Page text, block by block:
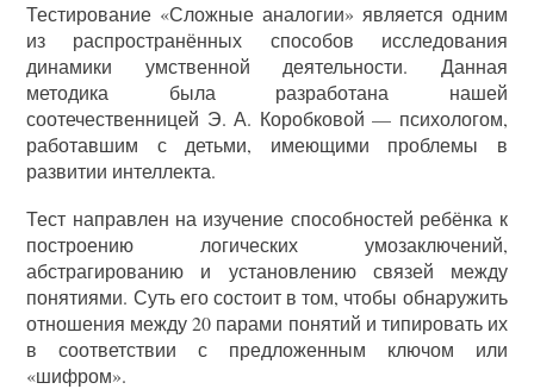
Тестирование «Сложные аналогии» является одним
из распространённых способов исследования
динамики умственной деятельности. Данная
методика была разработана нашей
соотечественницей Э. А. Коробковой — психологом,
работавшим с детьми, имеющими проблемы в
развитии интеллекта.
Тест направлен на изучение способностей ребёнка к
построению логических умозаключений,
абстрагированию и установлению связей между
понятиями. Суть его состоит в том, чтобы обнаружить
отношения между 20 парами понятий и типировать их
в соответствии с предложенным ключом или
«шифром».